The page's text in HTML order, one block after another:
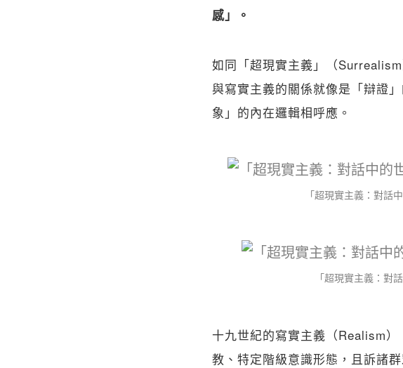
感」。
如同「超現實主義」（
與寫實主義的關係就像是「辯證
象」的內在邏輯相呼應。
「超現實主義：對話
「超現實主義：對
十九世紀的寫實主義（Realism
教、特定階級意識形態，且訴諸